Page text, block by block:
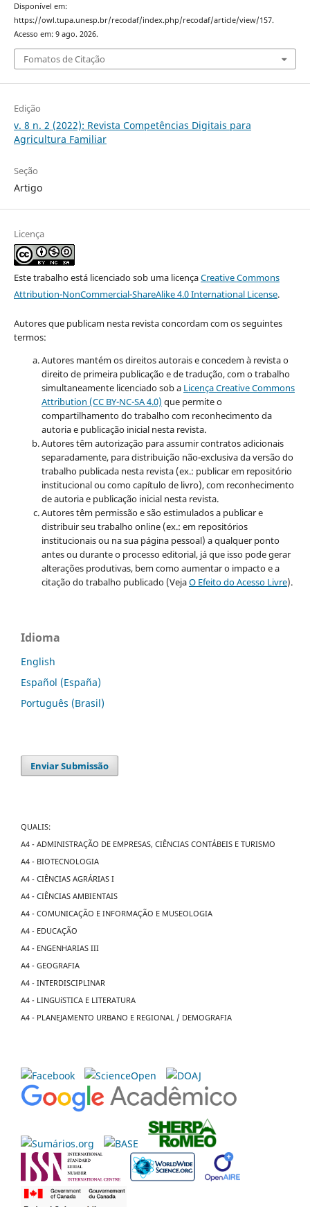
Disponível em:
https://owl.tupa.unesp.br/recodaf/index.php/recodaf/article/view/157.
Acesso em: 9 ago. 2026.
Fomatos de Citação
Edição
v. 8 n. 2 (2022): Revista Competências Digitais para
Agricultura Familiar
Seção
Artigo
Licença
Este trabalho está licenciado sob uma licençaCreative Commons
Attribution-NonCommercial-ShareAlike 4.0 International License.
Autores que publicam nesta revista concordam com os seguintes
termos:
Autores mantém os direitos autorais e concedem à revista o
direito de primeira publicação e de tradução, com o trabalho
simultaneamente licenciado sob a Licença Creative Commons
Attribution (CC BY-NC-SA 4.0) que permite o
compartilhamento do trabalho com reconhecimento da
autoria e publicação inicial nesta revista.
Autores têm autorização para assumir contratos adicionais
separadamente, para distribuição não-exclusiva da versão do
trabalho publicada nesta revista (ex.: publicar em repositório
institucional ou como capítulo de livro), com reconhecimento
de autoria e publicação inicial nesta revista.
Autores têm permissão e são estimulados a publicar e
distribuir seu trabalho online (ex.: em repositórios
institucionais ou na sua página pessoal) a qualquer ponto
antes ou durante o processo editorial, já que isso pode gerar
alterações produtivas, bem como aumentar o impacto e a
citação do trabalho publicado (VejaO Efeito do Acesso Livre).
Idioma
English
Español (España)
Português (Brasil)
Enviar Submissão
QUALIS:
A4 - ADMINISTRAÇÃO DE EMPRESAS, CIÊNCIAS CONTÁBEIS E TURISMO
A4 - BIOTECNOLOGIA
A4 - CIÊNCIAS AGRÁRIAS I
A4 - CIÊNCIAS AMBIENTAIS
A4 - COMUNICAÇÃO E INFORMAÇÃO E MUSEOLOGIA
A4 - EDUCAÇÃO
A4 - ENGENHARIAS III
A4 - GEOGRAFIA
A4 - INTERDISCIPLINAR
A4 - LINGUíSTICA E LITERATURA
A4 - PLANEJAMENTO URBANO E REGIONAL / DEMOGRAFIA